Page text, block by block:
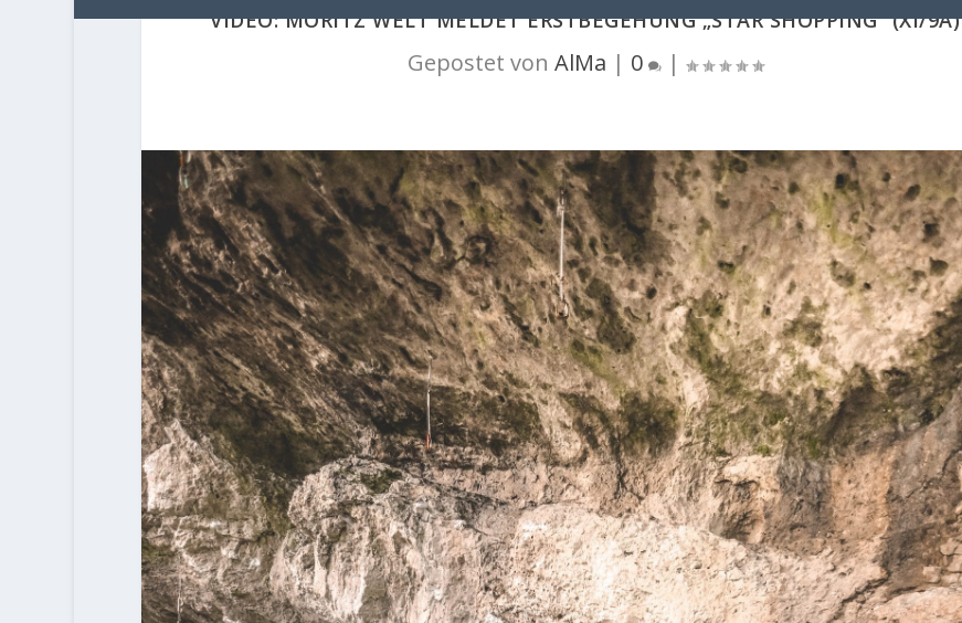
VIDEO: MORITZ WELT MELDET ERSTBEGEHUNG „STAR SHOPPING“ (XI/9A)
Gepostet von AlMa | 0 |